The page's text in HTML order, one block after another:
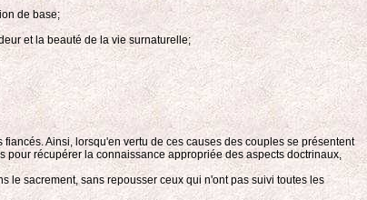
de base;
et la beauté de la vie surnaturelle;
Ainsi, lorsqu'en vertu de ces causes des couples se présentent
récupérer la connaissance appropriée des aspects doctrinaux,
le sacrement, sans repousser ceux qui n'ont pas suivi toutes les